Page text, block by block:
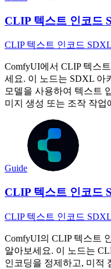
CLIP 텍스트 인코드
CLIP 텍스트 인코드 SDXL
ComfyUI에서 CLIP 텍스
세요. 이 노드는 SDXL 아
모델을 사용하여 텍스트
미지 생성 또는 조작 작
Guide
CLIP 텍스트 인코드
CLIP 텍스트 인코드
ComfyUI의 CLIP 텍스트
알아보세요. 이 노드는
인코딩을 정제하고, 미적